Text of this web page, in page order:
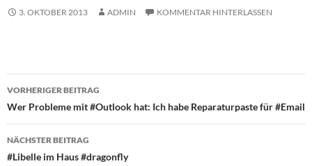
3. OKTOBER 2013 ADMIN KOMMENTAR HINTERLASSEN
Beitragsnavigation
VORHERIGER BEITRAG
Wer Probleme mit #Outlook hat: Ich habe Reparaturpaste für #Email
NÄCHSTER BEITRAG
#Libelle im Haus #dragonfly